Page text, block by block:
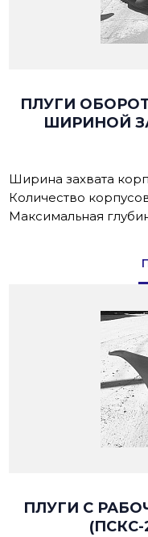
ПЛУГИ
ШИРИНОЙ
Ширина захвата
Количество
Максимальная
ПЛУГИ С
(ПСКС-